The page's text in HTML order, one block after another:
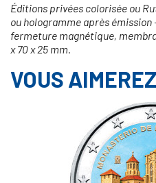
Éditions privées colorisée ou
ou hologramme après émission
fermeture magnétique,
x 70 x 25 mm.
VOUS